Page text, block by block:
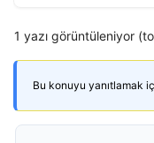
1 yazı görüntüleniyor
Bu konuyu yanıtlamak